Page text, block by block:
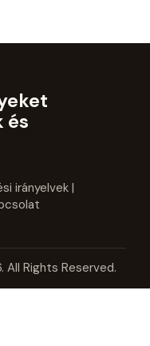
és
irányelvek |
Rights Reserved.